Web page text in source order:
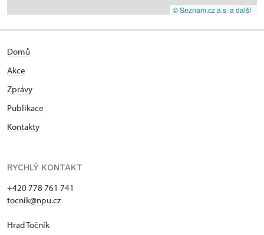
© Seznam.cz a.s. a další
Domů
Akce
Zprávy
Publikace
Kontakty
RYCHLÝ KONTAKT
+420 778 761 741
tocnik@npu.cz
Hrad Točník